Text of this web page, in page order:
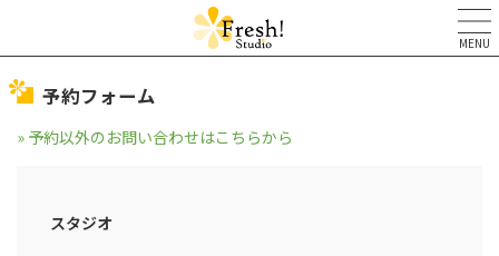
MENU
予約フォーム
» 予約以外のお問い合わせはこちらから
スタジオ